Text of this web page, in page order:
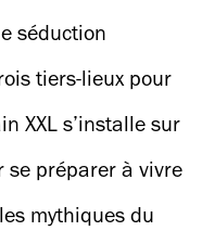
plein faubourg
séduction
tiers-lieux pour
buvant un demi
XXL s’installe sur
se préparer à vivre
mythiques du